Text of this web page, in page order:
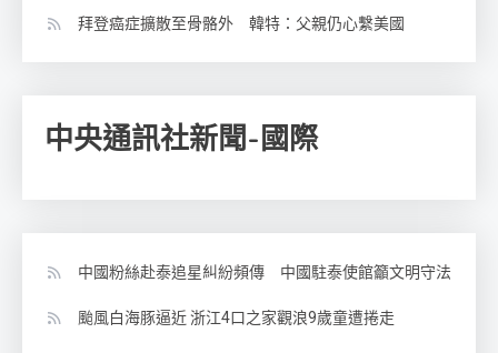
拜登癌症擴散至骨骼外 韓特：父親仍心繫美國
中央通訊社新聞-國際
中國粉絲赴泰追星糾紛頻傳 中國駐泰使館籲文明守法
颱風白海豚逼近 浙江4口之家觀浪9歲童遭捲走